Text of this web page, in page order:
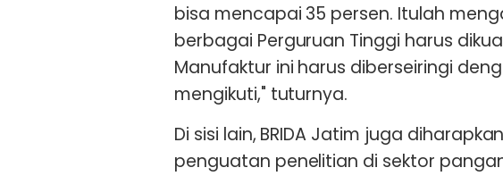
bisa mencapai 35 persen. Itulah
berbagai Perguruan Tinggi harus
Manufaktur ini harus diberseiringi
mengikuti," tuturnya.
Di sisi lain, BRIDA Jatim juga
penguatan penelitian di sektor